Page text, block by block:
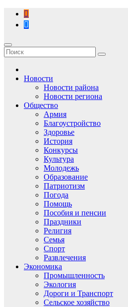
Перейти
содержимому
Новости
Новости района
Новости региона
Общество
Армия
Благоустройство
Здоровье
История
Конкурсы
Культура
Молодежь
Образование
Патриотизм
Погода
Помощь
Пособия и пенсии
Праздники
Религия
Семья
Спорт
Развлечения
Экономика
Промышленность
Экология
Дороги и Транспорт
Сельское хозяйство